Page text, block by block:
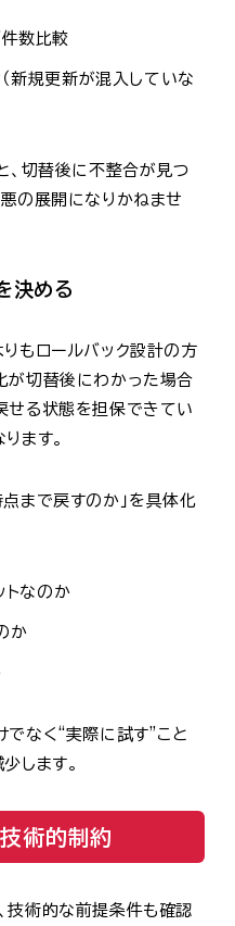
数比較
新規更新が混入していな
、切替後に不整合が見つ
の展開になりかねませ
決める
もロールバック設計の方
が切替後にわかった場合
せる状態を担保できてい
ます。
まで戻すのか」を具体化
トなのか
か
でなく“実際に試す”こと
します。
術的制約
技術的な前提条件も確認